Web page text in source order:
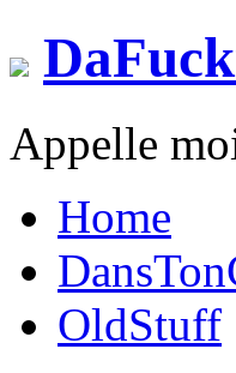
Appelle
Home
OldStuff